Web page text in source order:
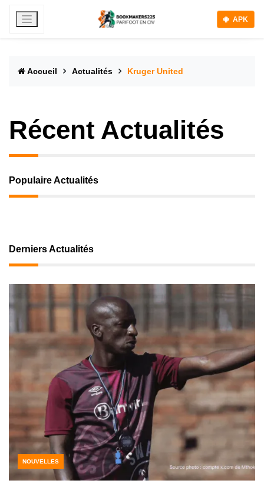
APK
Accueil Actualités Kruger United
Récent Actualités
Populaire Actualités
Derniers Actualités
NOUVELLES